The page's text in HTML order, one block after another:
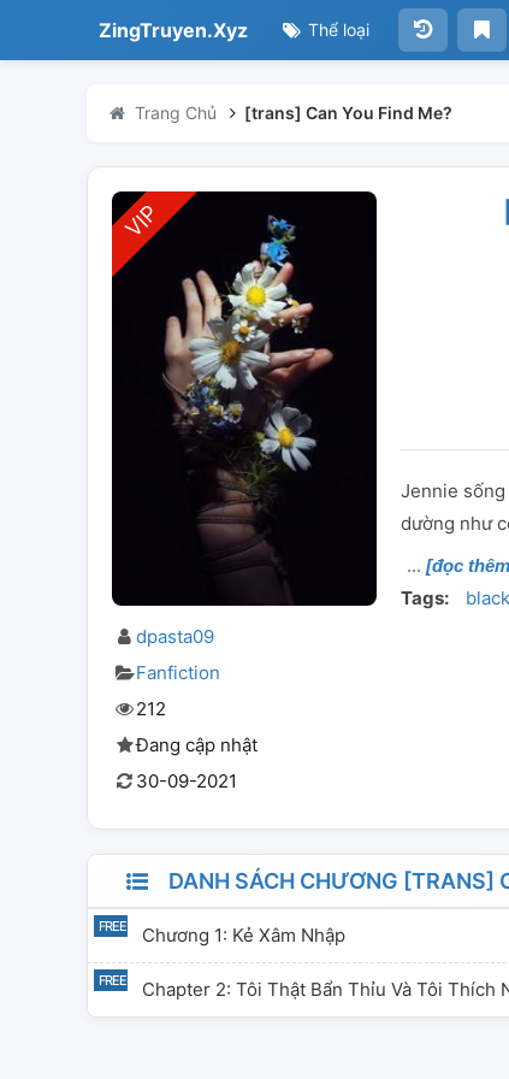
ZingTruyen.Xyz Thể loại
Trang Chủ [trans] Can You Find Me?
dpasta09
Fanfiction
212
Đang cập nhật
30-09-2021
Jennie
dường như
[đọc
Tags:
DANH SÁCH CHƯƠNG [TRANS]
Chương 1: Kẻ Xâm Nhập
Chapter 2: Tôi Thật Bẩn Thỉu Và Tôi Thích